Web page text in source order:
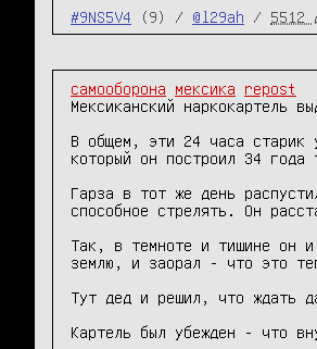
#9NS5V4
(9) / @l29ah / 5512
самооборона мексика
repost
Мексиканский наркокартель
В общем, эти 24 часа старик
который он построил 34 года
Гарза в тот же день
способное стрелять. Он
Так, в темноте и тишине он
землю, и заорал - что это
Тут дед и решил, что ждать
Картель был убежден - что